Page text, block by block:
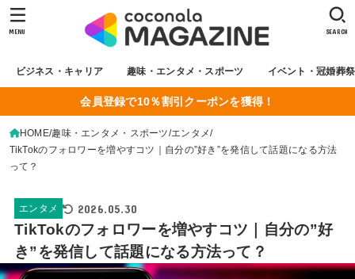
ビジネス・キャリア 趣味・エンタメ・スポーツ イベント・冠婚葬祭
SEARCH
MENU
会員登録で10％割引クーポンを獲得！
HOME 趣味・エンタメ・スポーツ エンタメ
TikTokのフォロワーを増やすコツ｜自分の”好き”を発信して話題になる方法
って？
エンタメ 2026.05.30
TikTokのフォロワーを増やすコツ｜自分の”好
き”を発信して話題になる方法って？